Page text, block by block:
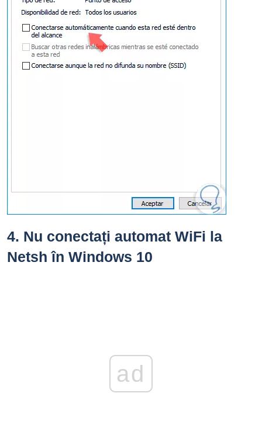
4. Nu conectați automat WiFi la
Netsh în Windows 10
ad